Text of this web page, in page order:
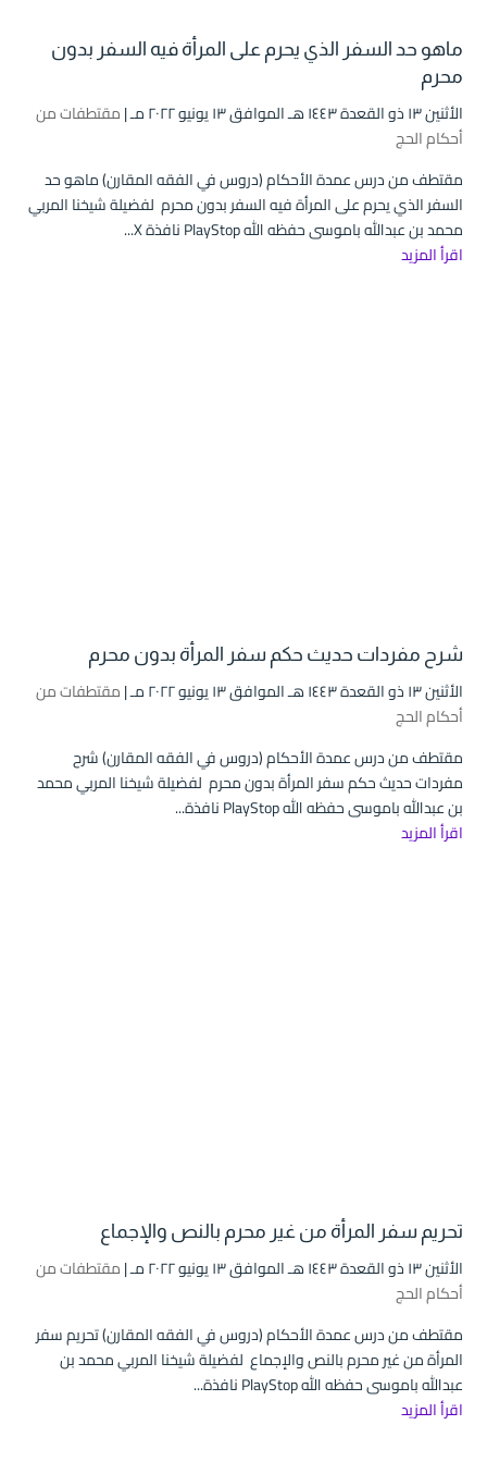
ماهو حد السفر الذي يحرم على المرأة فيه السفر بدون
محرم
الأثنين ۱۳ ذو القعدة ۱٤٤۳ هـ الموافق ۱۳ يونيو ۲۰۲۲ مـ |
مقتطفات من
أحكام الحج
مقتطف من درس عمدة الأحكام (دروس في الفقه المقارن) ماهو حد
السفر الذي يحرم على المرأة فيه السفر بدون محرم لفضيلة شيخنا المربي
محمد بن عبدالله باموسى حفظه الله PlayStop نافذة X...
اقرأ المزيد
شرح مفردات حديث حكم سفر المرأة بدون محرم
الأثنين ۱۳ ذو القعدة ۱٤٤۳ هـ الموافق ۱۳ يونيو ۲۰۲۲ مـ |
مقتطفات من
أحكام الحج
مقتطف من درس عمدة الأحكام (دروس في الفقه المقارن) شرح
مفردات حديث حكم سفر المرأة بدون محرم لفضيلة شيخنا المربي محمد
بن عبدالله باموسى حفظه الله PlayStop نافذة...
اقرأ المزيد
تحريم سفر المرأة من غير محرم بالنص والإجماع
الأثنين ۱۳ ذو القعدة ۱٤٤۳ هـ الموافق ۱۳ يونيو ۲۰۲۲ مـ |
مقتطفات من
أحكام الحج
مقتطف من درس عمدة الأحكام (دروس في الفقه المقارن) تحريم سفر
المرأة من غير محرم بالنص والإجماع لفضيلة شيخنا المربي محمد بن
عبدالله باموسى حفظه الله PlayStop نافذة...
اقرأ المزيد